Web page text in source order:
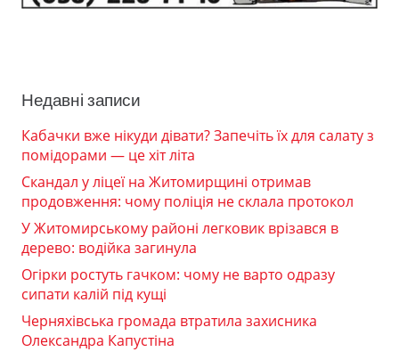
Недавні записи
Кабачки вже нікуди дівати? Запечіть їх для салату з
помідорами — це хіт літа
Скандал у ліцеї на Житомирщині отримав
продовження: чому поліція не склала протокол
У Житомирському районі легковик врізався в
дерево: водійка загинула
Огірки ростуть гачком: чому не варто одразу
сипати калій під кущі
Черняхівська громада втратила захисника
Олександра Капустіна